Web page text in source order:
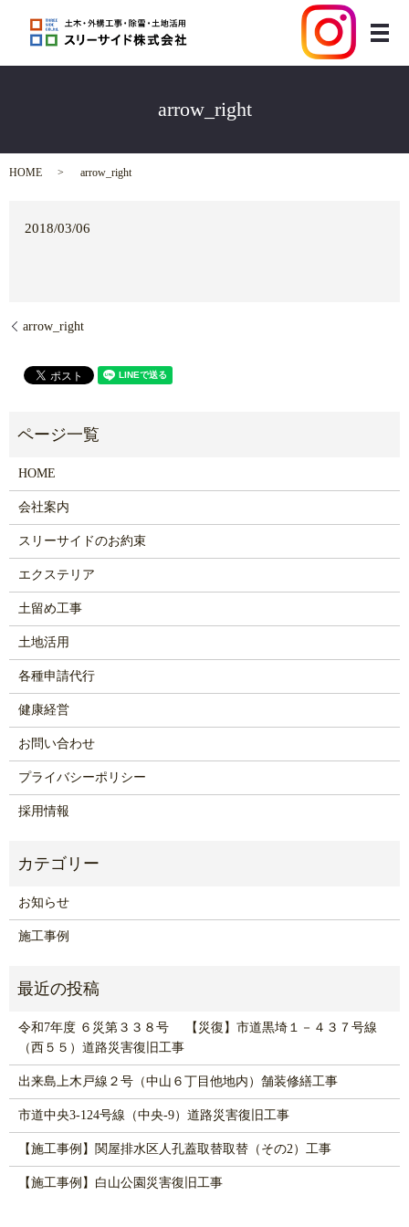
メ
arrow_right
HOME arrow_right
2018/03/06
arrow_right
HOME
会社案内
スリーサイドのお約束
エクステリア
土留め工事
土地活用
各種申請代行
健康経営
お問い合わせ
プライバシーポリシー
採用情報
お知らせ
施工事例
令和7年度 ６災第３３８号 【災復】市道黒埼１－４３７号線
（西５５）道路災害復旧工事
出来島上木戸線２号（中山６丁目他地内）舗装修繕工事
市道中央3-124号線（中央-9）道路災害復旧工事
【施工事例】関屋排水区人孔蓋取替取替（その2）工事
【施工事例】白山公園災害復旧工事